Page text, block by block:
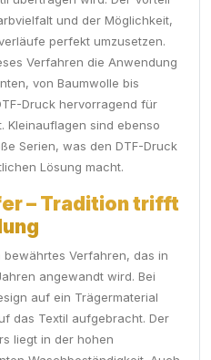
und der Möglichkeit,
perfekt umzusetzen.
Verfahren die Anwendung
von Baumwolle bis
Druck hervorragend für
Kleinauflagen sind ebenso
Serien, was den DTF-Druck
Lösung macht.
– Tradition trifft
Verfahren, das in
angewandt wird. Bei
auf ein Trägermaterial
das Textil aufgebracht. Der
liegt in der hohen